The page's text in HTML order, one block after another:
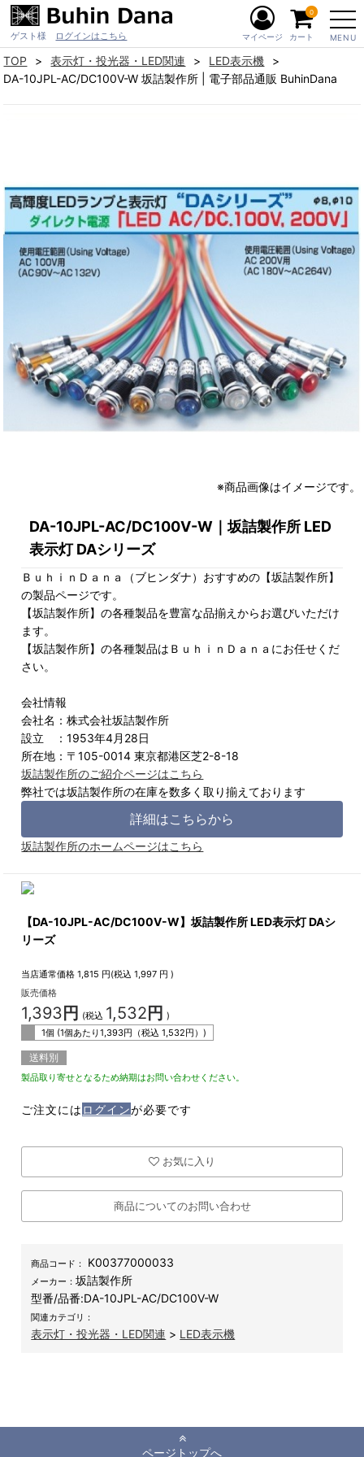
ゲスト様 ログインはこちら MENU
マイページ カート
0
TOP 表示灯・投光器・LED関連
LED表示機
DA-10JPL-AC/DC100V-W 坂詰製作所 | 電子部品通販 BuhinDana
※商品画像はイメージです。
DA-10JPL-AC/DC100V-W｜坂詰製作所 LED
表示灯 DAシリーズ
ＢｕｈｉｎＤａｎａ（ブヒンダナ）おすすめの【坂詰製作所】
の製品ページです。
【坂詰製作所】の各種製品を豊富な品揃えからお選びいただけ
ます。
【坂詰製作所】の各種製品はＢｕｈｉｎＤａｎａにお任せくだ
さい。
会社情報
会社名：株式会社坂詰製作所
設立 ：1953年4月28日
所在地：〒105-0014 東京都港区芝2-8-18
坂詰製作所のご紹介ページはこちら
弊社では坂詰製作所の在庫を数多く取り揃えております
詳細はこちらから
坂詰製作所のホームページはこちら
【DA-10JPL-AC/DC100V-W】坂詰製作所 LED表示灯 DAシ
リーズ
当店通常価格 1,815 円(税込1,997 円 )
販売価格
1,393 円 (税込 1,532 円 )
1個 (1個あたり1,393円（税込1,532円）)
送料別
製品取り寄せとなるため納期はお問い合わせください。
ご注文には ログインが必要です
お気に入り
商品についてのお問い合わせ
商品コード： K00377000033
メーカー：坂詰製作所
型番/品番:DA-10JPL-AC/DC100V-W
関連カテゴリ：
表示灯・投光器・LED関連 > LED表示機
ページトップへ